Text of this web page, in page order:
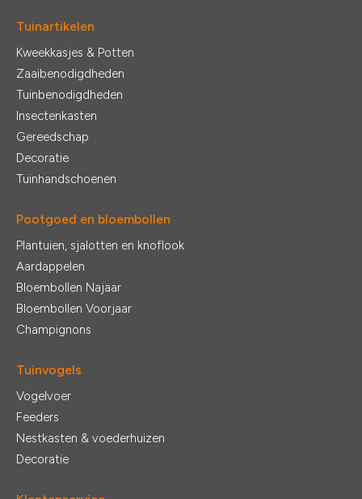
Tuinartikelen
Kweekkasjes & Potten
Zaaibenodigdheden
Tuinbenodigdheden
Insectenkasten
Gereedschap
Decoratie
Tuinhandschoenen
Pootgoed en bloembollen
Plantuien, sjalotten en knoflook
Aardappelen
Bloembollen Najaar
Bloembollen Voorjaar
Champignons
Tuinvogels
Vogelvoer
Feeders
Nestkasten & voederhuizen
Decoratie